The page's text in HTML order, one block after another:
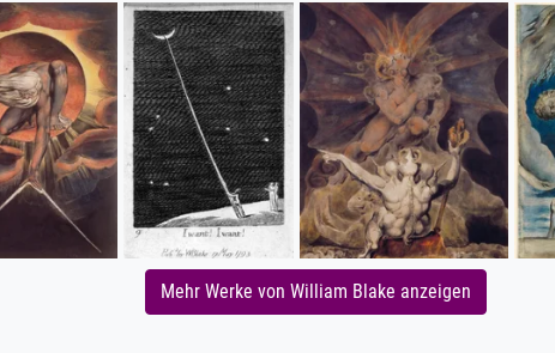
Mehr Werke von William Blake anzeigen